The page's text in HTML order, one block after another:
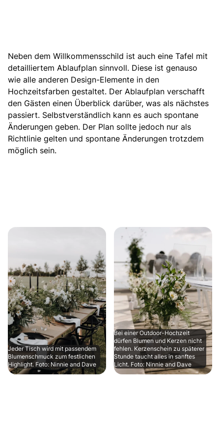
Neben dem Willkommensschild ist auch eine Tafel mit
detailliertem Ablaufplan sinnvoll. Diese ist genauso
wie alle anderen Design-Elemente in den
Hochzeitsfarben gestaltet. Der Ablaufplan verschafft
den Gästen einen Überblick darüber, was als nächstes
passiert. Selbstverständlich kann es auch spontane
Änderungen geben. Der Plan sollte jedoch nur als
Richtlinie gelten und spontane Änderungen trotzdem
möglich sein.
Jeder Tisch wird mit passendem
Blumenschmuck zum festlichen
Highlight. Foto: Ninnie and Dave
Bei einer Outdoor-Hochzeit
dürfen Blumen und Kerzen nicht
fehlen. Kerzenschein zu späterer
Stunde taucht alles in sanftes
Licht. Foto: Ninnie and Dave